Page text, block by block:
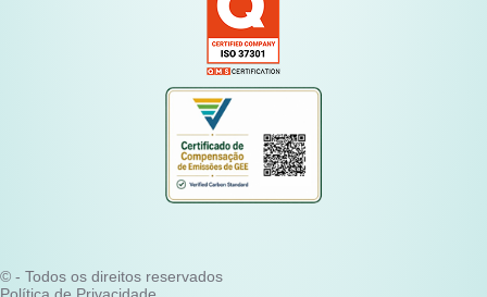
© - Todos os direitos reservados